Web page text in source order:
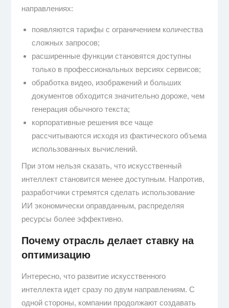
направлениях:
появляются тарифы с ограничением количества
сложных запросов;
расширенные функции становятся доступны
только в профессиональных версиях сервисов;
обработка видео, изображений и больших
документов обходится значительно дороже, чем
генерация обычного текста;
корпоративные решения все чаще
рассчитываются исходя из фактического объема
использованных вычислений.
При этом нельзя сказать, что искусственный
интеллект становится менее доступным. Напротив,
разработчики стремятся сделать использование
ИИ экономически оправданным, распределяя
ресурсы более эффективно.
Почему отрасль делает ставку на
оптимизацию
Интересно, что развитие искусственного
интеллекта идет сразу по двум направлениям. С
одной стороны, компании продолжают создавать